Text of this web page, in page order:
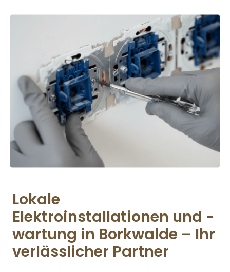
Lokale
Elektroinstallationen und -
wartung in Borkwalde – Ihr
verlässlicher Partner